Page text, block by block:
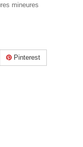
mineures
Pinterest